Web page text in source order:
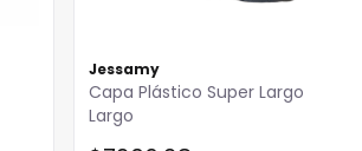
Jessamy
Capa Plástico Super Largo
Largo